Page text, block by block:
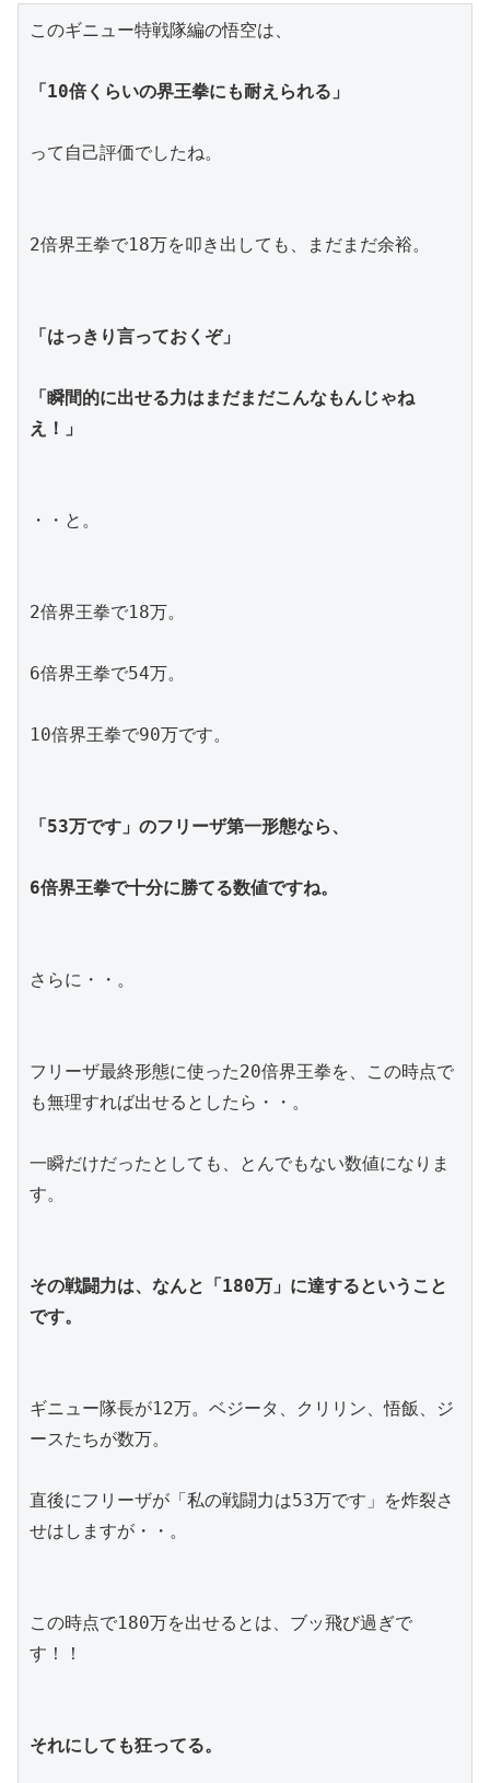
このギニュー特戦隊編の悟空は、
「10倍くらいの界王拳にも耐えられる」
って自己評価でしたね。
2倍界王拳で18万を叩き出しても、まだまだ余裕。
「はっきり言っておくぞ」
「瞬間的に出せる力はまだまだこんなもんじゃね
え！」
・・と。
2倍界王拳で18万。
6倍界王拳で54万。
10倍界王拳で90万です。
「53万です」のフリーザ第一形態なら、
6倍界王拳で十分に勝てる数値ですね。
さらに・・。
フリーザ最終形態に使った20倍界王拳を、この時点で
も無理すれば出せるとしたら・・。
一瞬だけだったとしても、とんでもない数値になりま
す。
その戦闘力は、なんと「180万」に達するということ
です。
ギニュー隊長が12万。ベジータ、クリリン、悟飯、ジ
ースたちが数万。
直後にフリーザが「私の戦闘力は53万です」を炸裂さ
せはしますが・・。
この時点で180万を出せるとは、ブッ飛び過ぎで
す！！
それにしても狂ってる。